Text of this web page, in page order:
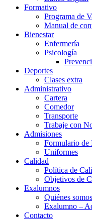
Formativo
Programa de
Manual de
Bienestar
Enfermería
Psicología
Deportes
Clases extra
Administrativo
Cartera
Comedor
Transporte
Trabaje con
Admisiones
Formulario de
Uniformes
Calidad
Política de
Objetivos de
Exalumnos
Quiénes somos
Exalumno –
Contacto